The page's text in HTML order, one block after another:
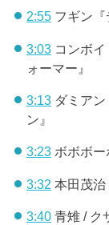
2:55フギン『
3:03コンボイ
ォーマー』
3:13ダミアン
ン』
3:23ボボボー
3:32 本田茂治
3:40青雉 / ク